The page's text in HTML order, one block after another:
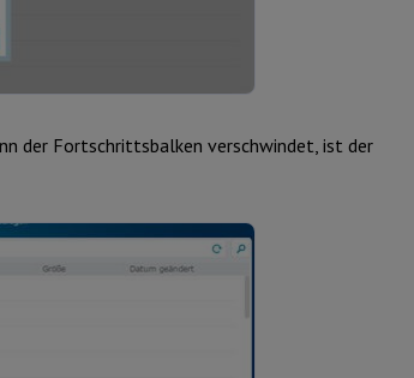
der Fortschrittsbalken verschwindet, ist der